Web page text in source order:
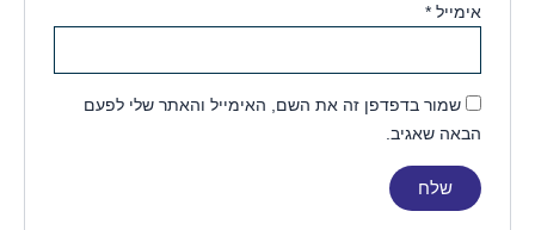
אימייל*
שמור בדפדפן זה את השם, האימייל והאתר שלי לפעם
הבאה שאגיב.